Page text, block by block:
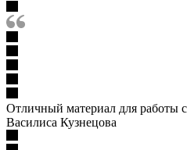
Отличный материал для работы
Василиса Кузнецова